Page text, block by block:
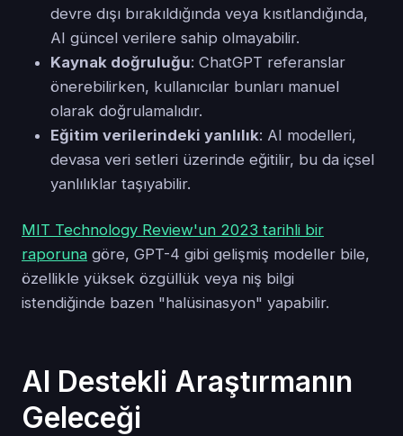
devre dışı bırakıldığında veya kısıtlandığında,
AI güncel verilere sahip olmayabilir.
Kaynak doğruluğu: ChatGPT referanslar
önerebilirken, kullanıcılar bunları manuel
olarak doğrulamalıdır.
Eğitim verilerindeki yanlılık: AI modelleri,
devasa veri setleri üzerinde eğitilir, bu da içsel
yanlılıklar taşıyabilir.
MIT Technology Review'un 2023 tarihli bir
raporuna göre, GPT-4 gibi gelişmiş modeller bile,
özellikle yüksek özgüllük veya niş bilgi
istendiğinde bazen "halüsinasyon" yapabilir.
AI Destekli Araştırmanın
Geleceği